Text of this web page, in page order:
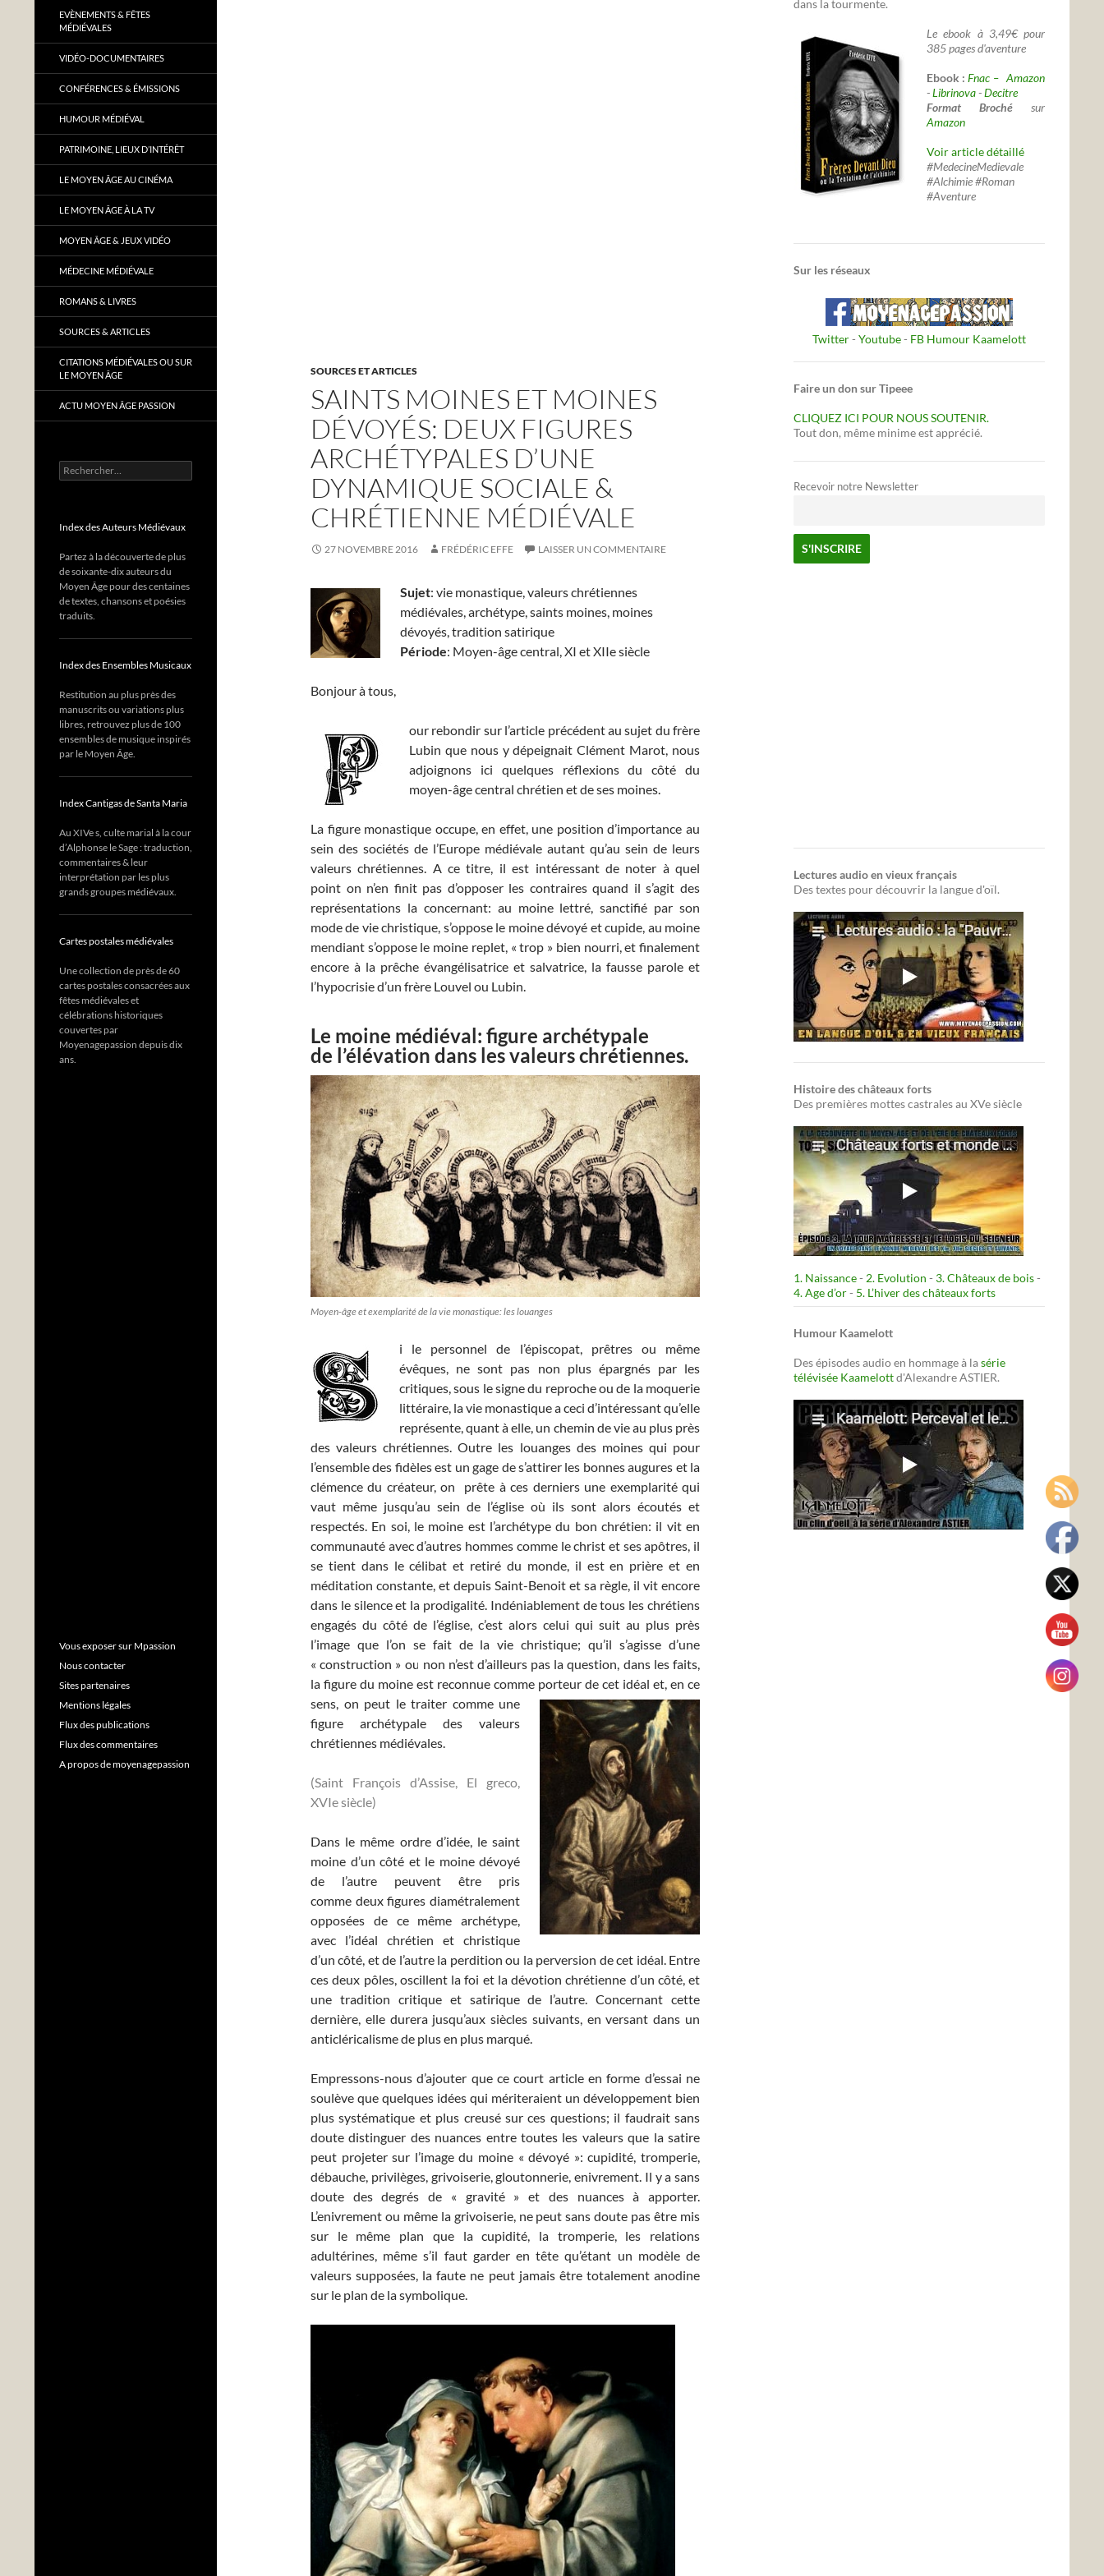
SOURCES ET ARTICLES
SAINTS MOINES ET MOINES
DÉVOYÉS: DEUX FIGURES
ARCHÉTYPALES D’UNE
DYNAMIQUE SOCIALE &
CHRÉTIENNE MÉDIÉVALE
27 NOVEMBRE 2016 FRÉDÉRIC EFFE LAISSER UN COMMENTAIRE
Sujet: vie monastique, valeurs chrétiennes
médiévales, archétype, saints moines, moines
dévoyés, tradition satirique
Période: Moyen-âge central, XI et XIIe siècle
Bonjour à tous,
our rebondir sur l’article précédent au sujet du frère
Lubin que nous y dépeignait Clément Marot, nous
adjoignons ici quelques réflexions du côté du
moyen-âge central chrétien et de ses moines.
La figure monastique occupe, en effet, une position d’importance au
sein des sociétés de l’Europe médiévale autant qu’au sein de leurs
valeurs chrétiennes. A ce titre, il est intéressant de noter à quel
point on n’en finit pas d’opposer les contraires quand il s’agit des
représentations la concernant: au moine lettré, sanctifié par son
mode de vie christique, s’oppose le moine dévoyé et cupide, au moine
mendiant s’oppose le moine replet, « trop » bien nourri, et finalement
encore à la prêche évangélisatrice et salvatrice, la fausse parole et
l’hypocrisie d’un frère Louvel ou Lubin.
Le moine médiéval: figure archétypale
de l’élévation dans les valeurs chrétiennes.
Moyen-âge et exemplarité de la vie monastique: les louanges
i le personnel de l’épiscopat, prêtres ou même
évêques, ne sont pas non plus épargnés par les
critiques, sous le signe du reproche ou de la moquerie
littéraire, la vie monastique a ceci d’intéressant qu’elle
représente, quant à elle, un chemin de vie au plus près
des valeurs chrétiennes. Outre les louanges des moines qui pour
l’ensemble des fidèles est un gage de s’attirer les bonnes augures et la
clémence du créateur, on prête à ces derniers une exemplarité qui
vaut même jusqu’au sein de l’église où ils sont alors écoutés et
respectés. En soi, le moine est l’archétype du bon chrétien: il vit en
communauté avec d’autres hommes comme le christ et ses apôtres, il
se tient dans le célibat et retiré du monde, il est en prière et en
méditation constante, et depuis Saint-Benoit et sa règle, il vit encore
dans le silence et la prodigalité. Indéniablement de tous les chrétiens
engagés du côté de l’église, c’est alors celui qui suit au plus près
l’image que l’on se fait de la vie christique; qu’il s’agisse d’une
« construction » ou non n’est d’ailleurs pas la question, dans les faits,
la figure du moine est reconnue comme porteur de cet idéal et, en ce
sens, on peut le traiter comme une
figure archétypale des valeurs
chrétiennes médiévales.
(Saint François d’Assise, El greco,
XVIe siècle)
Dans le même ordre d’idée, le saint
moine d’un côté et le moine dévoyé
de l’autre peuvent être pris
comme deux figures diamétralement
opposées de ce même archétype,
avec l’idéal chrétien et christique
d’un côté, et de l’autre la perdition ou la perversion de cet idéal. Entre
ces deux pôles, oscillent la foi et la dévotion chrétienne d’un côté, et
une tradition critique et satirique de l’autre. Concernant cette
dernière, elle durera jusqu’aux siècles suivants, en versant dans un
anticléricalisme de plus en plus marqué.
Empressons-nous d’ajouter que ce court article en forme d’essai ne
soulève que quelques idées qui mériteraient un développement bien
plus systématique et plus creusé sur ces questions; il faudrait sans
doute distinguer des nuances entre toutes les valeurs que la satire
peut projeter sur l’image du moine « dévoyé »: cupidité, tromperie,
débauche, privilèges, grivoiserie, gloutonnerie, enivrement. Il y a sans
doute des degrés de « gravité » et des nuances à apporter.
L’enivrement ou même la grivoiserie, ne peut sans doute pas être mis
sur le même plan que la cupidité, la tromperie, les relations
adultérines, même s’il faut garder en tête qu’étant un modèle de
valeurs supposées, la faute ne peut jamais être totalement anodine
sur le plan de la symbolique.
dans la tourmente.
Le ebook à 3,49€ pour
385 pages d'aventure
Ebook :Fnac – Amazon
-Librinova-Decitre
Format Broché sur
Amazon
Voir article détaillé
#MedecineMedievale
#Alchimie #Roman
#Aventure
Sur les réseaux
Twitter- Youtube- FB Humour Kaamelott
Faire un don sur Tipeee
CLIQUEZ ICI POUR NOUS SOUTENIR.
Tout don, même minime est apprécié.
Recevoir notre Newsletter
Lectures audio en vieux français
Des textes pour découvrir la langue d'oïl.
Histoire des châteaux forts
Des premières mottes castrales au XVe siècle
1. Naissance- 2. Evolution - 3. Châteaux de bois-
4. Age d’or- 5. L’hiver des châteaux forts
Humour Kaamelott
Des épisodes audio en hommage à lasérie
télévisée Kaamelottd'Alexandre ASTIER.
EVÈNEMENTS & FÊTES
MÉDIÉVALES
VIDÉO-DOCUMENTAIRES
CONFÉRENCES & ÉMISSIONS
HUMOUR MÉDIÉVAL
PATRIMOINE, LIEUX D’INTÉRÊT
LE MOYEN ÂGE AU CINÉMA
LE MOYEN ÂGE À LA TV
MOYEN ÂGE & JEUX VIDÉO
MÉDECINE MÉDIÉVALE
ROMANS & LIVRES
SOURCES & ARTICLES
CITATIONS MÉDIÉVALES OU SUR
LE MOYEN ÂGE
ACTU MOYEN ÂGE PASSION
Rechercher :
Index des Auteurs Médiévaux
Partez à la découverte de plus
de soixante-dix auteurs du
Moyen Âge pour des centaines
de textes, chansons et poésies
traduits.
Index des Ensembles Musicaux
Restitution au plus près des
manuscrits ou variations plus
libres, retrouvez plus de 100
ensembles de musique inspirés
par le Moyen Âge.
Index Cantigas de Santa Maria
Au XIVe s, culte marial à la cour
d’Alphonse le Sage : traduction,
commentaires & leur
interprétation par les plus
grands groupes médiévaux.
Cartes postales médiévales
Une collection de près de 60
cartes postales consacrées aux
fêtes médiévales et
célébrations historiques
couvertes par
Moyenagepassion depuis dix
ans.
Vous exposer sur Mpassion
Nous contacter
Sites partenaires
Mentions légales
Flux des publications
Flux des commentaires
A propos de moyenagepassion